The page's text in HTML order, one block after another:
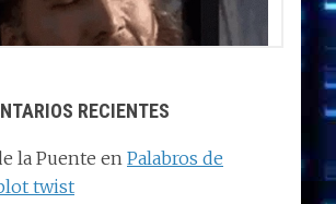
RECIENTES
la Puente en Palabros de
twist